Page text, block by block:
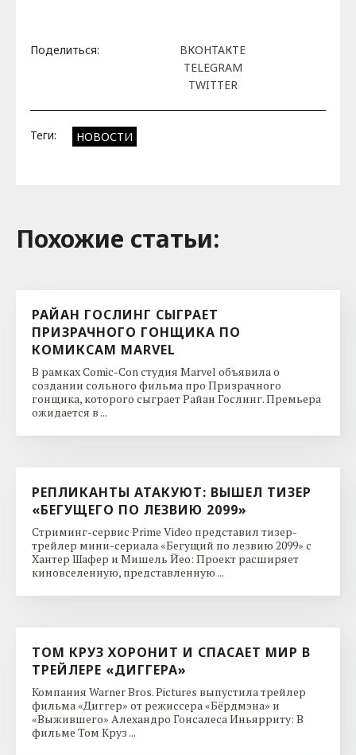
Поделиться:
ВКОНТАКТЕ
TELEGRAM
TWITTER
Теги: НОВОСТИ
Похожие cтатьи:
РАЙАН ГОСЛИНГ СЫГРАЕТ
ПРИЗРАЧНОГО ГОНЩИКА ПО
КОМИКСАМ MARVEL
В рамках Comic-Con студия Marvel объявила о
создании сольного фильма про Призрачного
гонщика, которого сыграет Райан Гослинг. Премьера
ожидается в ...
РЕПЛИКАНТЫ АТАКУЮТ: ВЫШЕЛ ТИЗЕР
«БЕГУЩЕГО ПО ЛЕЗВИЮ 2099»
Стриминг-сервис Prime Video представил тизер-
трейлер мини-сериала «Бегущий по лезвию 2099» с
Хантер Шафер и Мишель Йео: Проект расширяет
киновселенную, представленную ...
ТОМ КРУЗ ХОРОНИТ И СПАСАЕТ МИР В
ТРЕЙЛЕРЕ «ДИГГЕРА»
Компания Warner Bros. Pictures выпустила трейлер
фильма «Диггер» от режиссера «Бёрдмэна» и
«Выжившего» Алехандро Гонсалеса Иньярриту: В
фильме Том Круз ...